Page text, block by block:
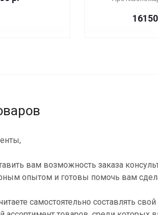
16150
вам возможность заказа
опытом и готовы помочь вам
самостоятельно составлять